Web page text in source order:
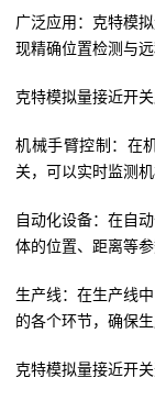
广泛应用：克特模
现精确位置检测与
克特模拟量接近开
机械手臂控制：在
关，可以实时监测
自动化设备：在自
体的位置、距离等
生产线：在生产线
的各个环节，确保
克特模拟量接近开